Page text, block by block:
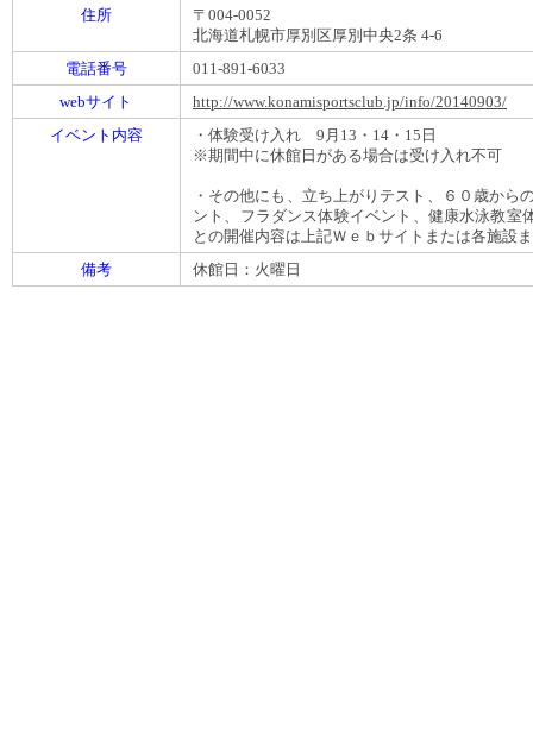
住所
〒004-0052
北海道札幌市厚別区厚別中央2条 4-6
電話番号
011-891-6033
webサイト
http://www.konamisportsclub.jp/info/20140903/
イベント内容
・体験受け入れ 9月13・14・15日
※期間中に休館日がある場合は受け入れ不可
・その他にも、立ち上がりテスト、６０歳から
ント、フラダンス体験イベント、健康水泳教室
との開催内容は上記Ｗｅｂサイトまたは各施設
備考
休館日：火曜日